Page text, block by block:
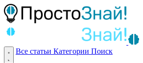
Все статьи Категории Поиск